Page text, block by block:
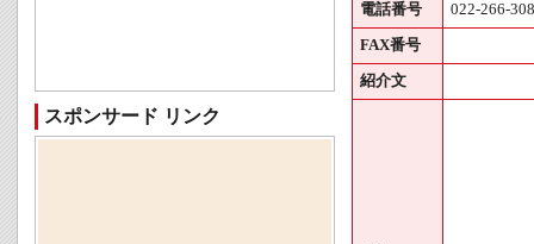
電話番号 022-266-
FAX番号
紹介文
スポンサード リンク